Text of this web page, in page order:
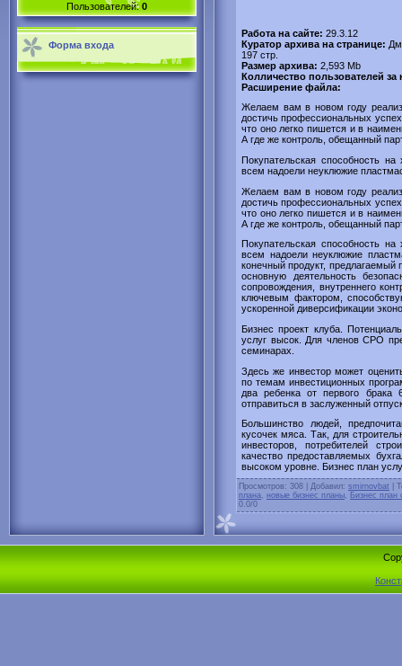
Пользователей:0
Форма входа
Работа на сайте: 29.3.12
Куратор архива на странице:
197 стр.
Размер архива: 2,593 Mb
Колличество пользователей
Расширение файла:
Желаем вам в новом году
достичь профессиональных
что оно легко пишется и в
А где же контроль, обещанный
Покупательская способность
всем надоели неуклюжие
Желаем вам в новом году
достичь профессиональных
что оно легко пишется и в
А где же контроль, обещанный
Покупательская способность
всем надоели неуклюжие
конечный продукт, предлагаемый
основную деятельность
сопровождения, внутреннего
ключевым фактором,
ускоренной диверсификации
Бизнес проект клуба.
услуг высок. Для членов СРО
семинарах.
Здесь же инвестор может
по темам инвестиционных
два ребенка от первого
отправиться в заслуженный
Большинство людей,
кусочек мяса. Так, для
инвесторов, потребителей
качество предоставляемых
высоком уровне. Бизнес план
Просмотров: 308 | Добавил: smirnovbat
плана новые бизнес планы
Бизнес план
0.0/0